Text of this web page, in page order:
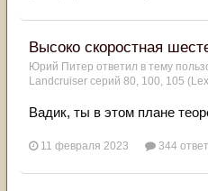
Высоко скоростная
Юрий Питер ответил в тему
Landcruiser серий 80, 100, 105
Вадик, ты в этом плане
11 февраля 2023 344